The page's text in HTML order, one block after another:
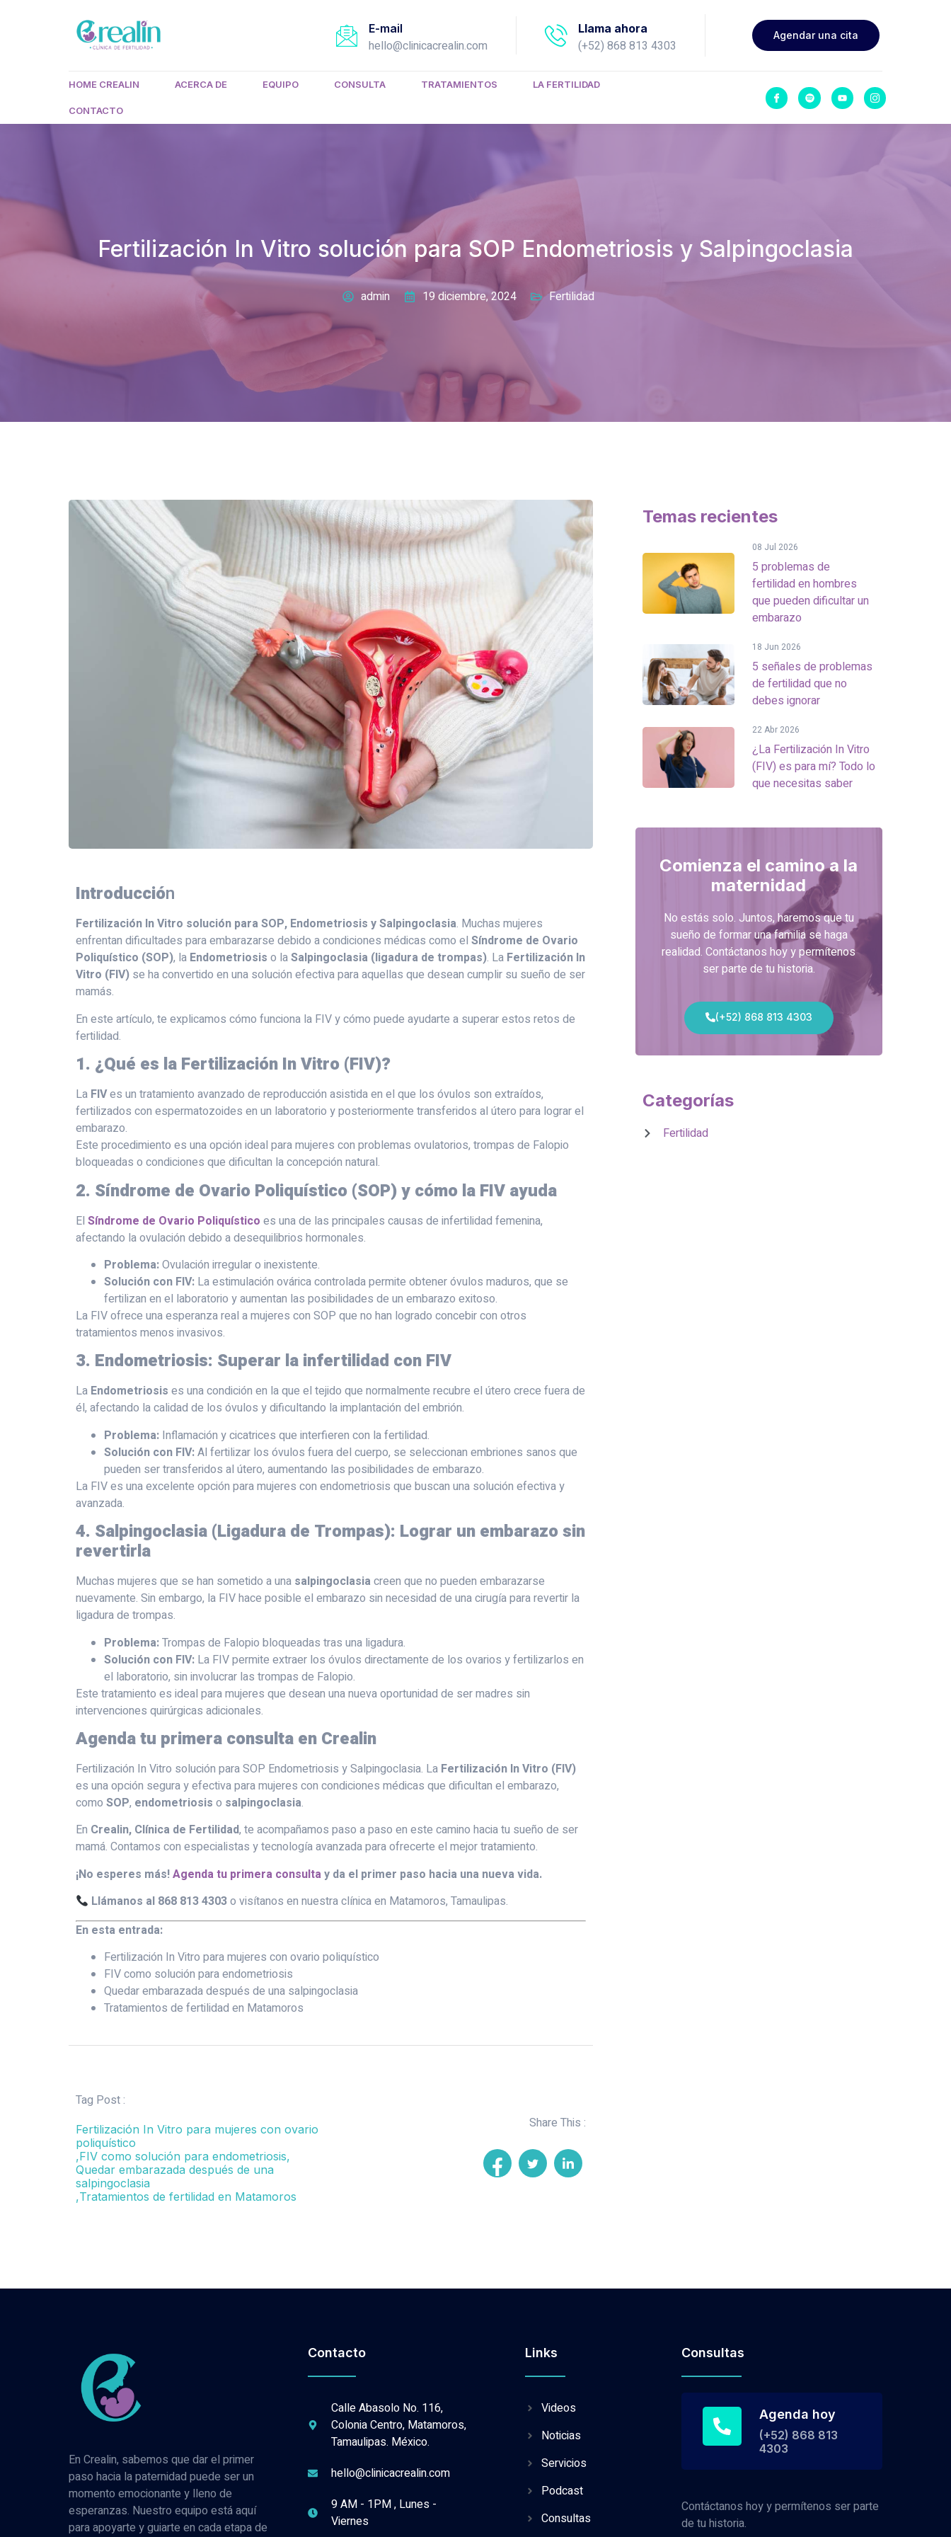
E-mail
hello@clinicacrealin.com
Llama ahora
(+52) 868 813 4303
Agendar una cita
HOME CREALIN ACERCA DE EQUIPO CONSULTA TRATAMIENTOS LA FERTILIDAD
CONTACTO
Fertilización In Vitro solución para SOP Endometriosis y Salpingoclasia
admin 19 diciembre, 2024 Fertilidad
Introducción
Fertilización In Vitro solución para SOP, Endometriosis y Salpingoclasia. Muchas mujeres
enfrentan dificultades para embarazarse debido a condiciones médicas como el Síndrome de Ovario
Poliquístico (SOP), la Endometriosis o laSalpingoclasia (ligadura de trompas). La Fertilización In
Vitro (FIV) se ha convertido en una solución efectiva para aquellas que desean cumplir su sueño de ser
mamás.
En este artículo, te explicamos cómo funciona la FIV y cómo puede ayudarte a superar estos retos de
fertilidad.
1. ¿Qué es la Fertilización In Vitro (FIV)?
La FIVes un tratamiento avanzado de reproducción asistida en el que los óvulos son extraídos,
fertilizados con espermatozoides en un laboratorio y posteriormente transferidos al útero para lograr el
embarazo.
Este procedimiento es una opción ideal para mujeres con problemas ovulatorios, trompas de Falopio
bloqueadas o condiciones que dificultan la concepción natural.
2. Síndrome de Ovario Poliquístico (SOP) y cómo la FIV ayuda
El Síndrome de Ovario Poliquístico es una de las principales causas de infertilidad femenina,
afectando la ovulación debido a desequilibrios hormonales.
Problema:Ovulación irregular o inexistente.
Solución con FIV: La estimulación ovárica controlada permite obtener óvulos maduros, que se
fertilizan en el laboratorio y aumentan las posibilidades de un embarazo exitoso.
La FIV ofrece una esperanza real a mujeres con SOP que no han logrado concebir con otros
tratamientos menos invasivos.
3. Endometriosis: Superar la infertilidad con FIV
La Endometriosis es una condición en la que el tejido que normalmente recubre el útero crece fuera de
él, afectando la calidad de los óvulos y dificultando la implantación del embrión.
Problema: Inflamación y cicatrices que interfieren con la fertilidad.
Solución con FIV:Al fertilizar los óvulos fuera del cuerpo, se seleccionan embriones sanos que
pueden ser transferidos al útero, aumentando las posibilidades de embarazo.
La FIV es una excelente opción para mujeres con endometriosis que buscan una solución efectiva y
avanzada.
4. Salpingoclasia (Ligadura de Trompas): Lograr un embarazo sin
revertirla
Muchas mujeres que se han sometido a una salpingoclasia creen que no pueden embarazarse
nuevamente. Sin embargo, la FIV hace posible el embarazo sin necesidad de una cirugía para revertir la
ligadura de trompas.
Problema:Trompas de Falopio bloqueadas tras una ligadura.
Solución con FIV: La FIV permite extraer los óvulos directamente de los ovarios y fertilizarlos en
el laboratorio, sin involucrar las trompas de Falopio.
Este tratamiento es ideal para mujeres que desean una nueva oportunidad de ser madres sin
intervenciones quirúrgicas adicionales.
Agenda tu primera consulta en Crealin
Fertilización In Vitro solución para SOP Endometriosis y Salpingoclasia. La Fertilización In Vitro (FIV)
es una opción segura y efectiva para mujeres con condiciones médicas que dificultan el embarazo,
como SOP, endometriosis o salpingoclasia.
En Crealin, Clínica de Fertilidad, te acompañamos paso a paso en este camino hacia tu sueño de ser
mamá. Contamos con especialistas y tecnología avanzada para ofrecerte el mejor tratamiento.
¡No esperes más!Agenda tu primera consultay da el primer paso hacia una nueva vida.
Llámanos al 868 813 4303o visítanos en nuestra clínica en Matamoros, Tamaulipas.
En esta entrada:
Fertilización In Vitro para mujeres con ovario poliquístico
FIV como solución para endometriosis
Quedar embarazada después de una salpingoclasia
Tratamientos de fertilidad en Matamoros
Tag Post :
Fertilización In Vitro para mujeres con ovario
poliquístico
,FIV como solución para endometriosis,
Quedar embarazada después de una
salpingoclasia
,Tratamientos de fertilidad en Matamoros
Share This :
Temas recientes
08 Jul 2026
5 problemas de
fertilidad en hombres
que pueden dificultar un
embarazo
18 Jun 2026
5 señales de problemas
de fertilidad que no
debes ignorar
22 Abr 2026
¿La Fertilización In Vitro
(FIV) es para mí? Todo lo
que necesitas saber
Comienza el camino a la
maternidad
No estás solo. Juntos, haremos que tu
sueño de formar una familia se haga
realidad. Contáctanos hoy y permítenos
ser parte de tu historia.
(+52) 868 813 4303
Categorías
Fertilidad
En Crealin, sabemos que dar el primer
paso hacia la paternidad puede ser un
momento emocionante y lleno de
esperanzas. Nuestro equipo está aquí
para apoyarte y guiarte en cada etapa de
Contacto
Calle Abasolo No. 116,
Colonia Centro, Matamoros,
Tamaulipas. México.
hello@clinicacrealin.com
9 AM - 1PM , Lunes -
Viernes
Links
Videos
Noticias
Servicios
Podcast
Consultas
Consultas
Agenda hoy
(+52) 868 813
4303
Contáctanos hoy y permítenos ser parte
de tu historia.